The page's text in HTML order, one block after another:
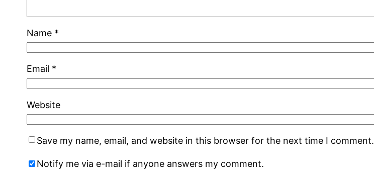
Name *
Email *
Website
Save my name, email, and website in this browser for the next time I comment.
Notify me via e-mail if anyone answers my comment.